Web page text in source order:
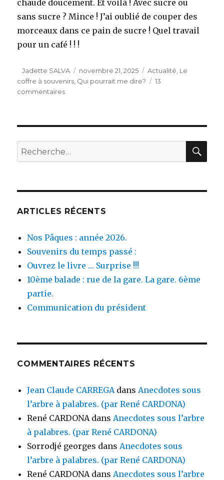
chaude doucement. Et voilà ! Avec sucre ou
sans sucre ? Mince ! J’ai oublié de couper des
morceaux dans ce pain de sucre ! Quel travail
pour un café ! ! !
Auteur
Jadette SALVA
Publié
le
novembre 21, 2025 Catégories
Actualité, Le
coffre à souvenirs, Qui pourrait me dire?
13
commentairessur
…
Recherche
pour :
ARTICLES RÉCENTS
Nos Pâques : année 2026.
Souvenirs du temps passé :
Ouvrez le livre … Surprise !!!
10ème balade : rue de la gare. La gare. 6ème
partie.
Communication du président
COMMENTAIRES RÉCENTS
Jean Claude CARREGAdansAnecdotes sous
l’arbre à palabres. (par René CARDONA)
René CARDONAdansAnecdotes sous l’arbre
à palabres. (par René CARDONA)
Sorrodjé georges dansAnecdotes sous
l’arbre à palabres. (par René CARDONA)
René CARDONAdansAnecdotes sous l’arbre